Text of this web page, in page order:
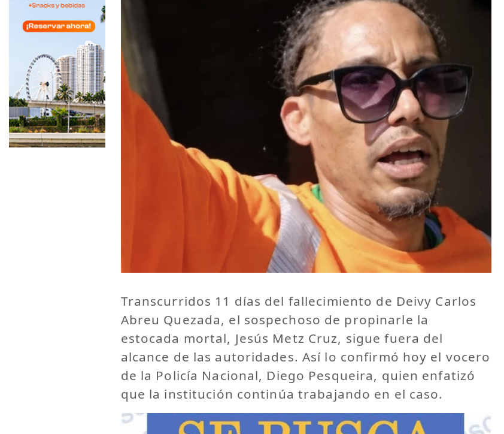
Transcurridos 11 días del fallecimiento de Deivy Carlos
Abreu Quezada, el sospechoso de propinarle la
estocada mortal, Jesús Metz Cruz, sigue fuera del
alcance de las autoridades. Así lo confirmó hoy el vocero
de la Policía Nacional, Diego Pesqueira, quien enfatizó
que la institución continúa trabajando en el caso.